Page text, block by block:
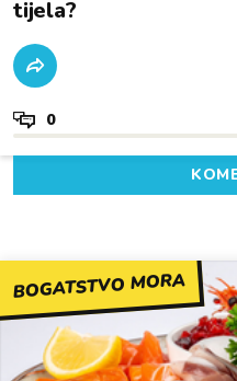
tijela?
0
BOGATSTVO MORA